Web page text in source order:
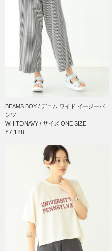
BEAMS BOY / デニム ワイド イージーパ
ンツ
WHITE/NAVY / サイズ ONE SIZE
¥7,128